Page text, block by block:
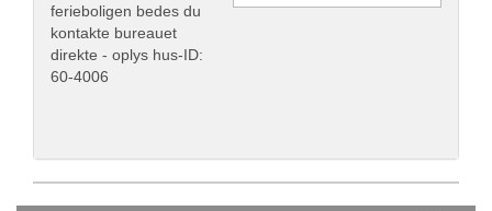
ferieboligen bedes du
kontakte bureauet
direkte - oplys hus-ID:
60-4006